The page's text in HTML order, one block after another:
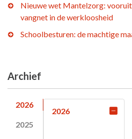
Nieuwe wet Mantelzorg:
vangnet in de werkloosheid
Schoolbesturen: de machtige
Archief
2026
2025
2026